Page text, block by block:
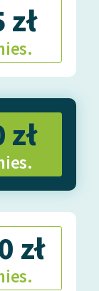
zł
zł
zł